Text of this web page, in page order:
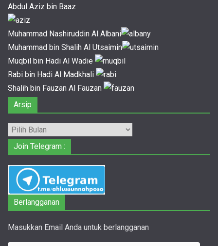
Abdul Aziz bin Baaz
Muhammad Nashiruddin Al Albani
Muhammad bin Shalih Al Utsaimin
Muqbil bin Hadi Al Wadie
Rabi bin Hadi Al Madkhali
Shalih bin Fauzan Al Fauzan
Arsip
Arsip
Join Telegram :
Berlangganan
Masukkan Email Anda untuk berlangganan